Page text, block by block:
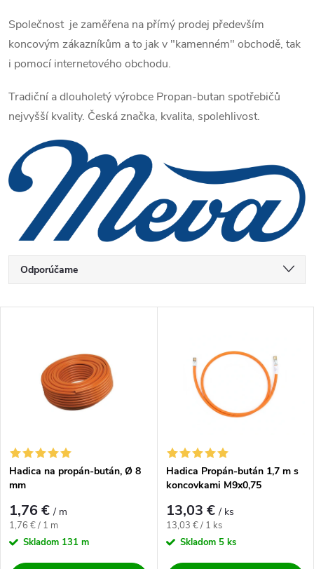
Společnost je zaměřena na přímý prodej především
koncovým zákazníkům a to jak v "kamenném" obchodě, tak
i pomocí internetového obchodu.
Tradiční a dlouholetý výrobce Propan-butan spotřebičů
nejvyšší kvality. Česká značka, kvalita, spolehlivost.
Radenie produktov
Odporúčame
Najpredávanejšie
Abecedne
Hadica na propán-bután, Ø 8
mm
1,76 €/ m
Jednotková cena:
1,76 € / 1 m
Skladom 131 m
Hadica Propán-bután 1,7 m s
koncovkami M9x0,75
13,03 €/ ks
Jednotková cena:
13,03 € / 1 ks
Skladom 5 ks